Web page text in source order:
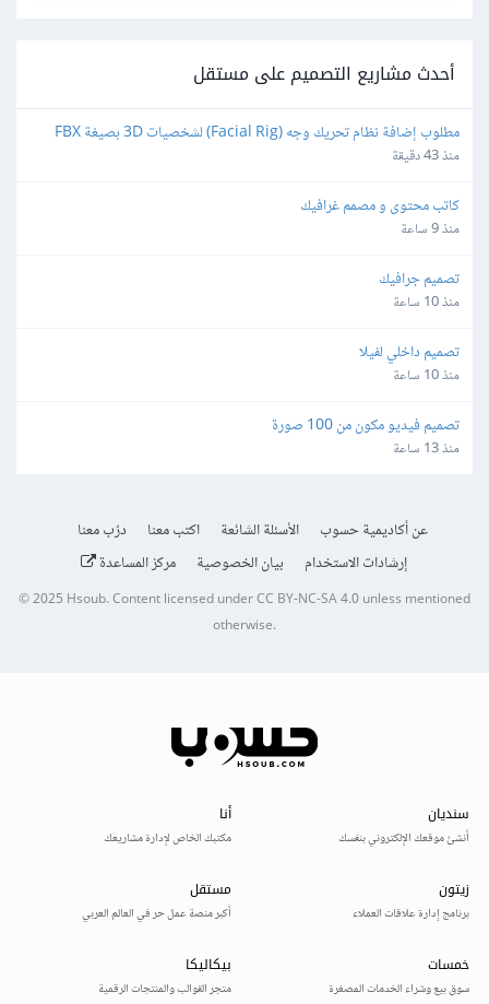
أحدث مشاريع التصميم على مستقل
باستخدام Blender
منذ 43 دقيقة
كاتب محتوى و مصمم غرافيك
منذ 9 ساعة
تصميم جرافيك
منذ 10 ساعة
تصميم داخلي لفيلا
منذ 10 ساعة
تصميم فيديو مكون من 100 صورة
منذ 13 ساعة
عن أكاديمية حسوب الأسئلة الشائعة اكتب معنا
درّب معنا
إرشادات الاستخدام
بيان الخصوصية مركز المساعدة
© 2025 Hsoub.Content licensed underCC BY-NC-SA 4.0unless mentioned
otherwise.